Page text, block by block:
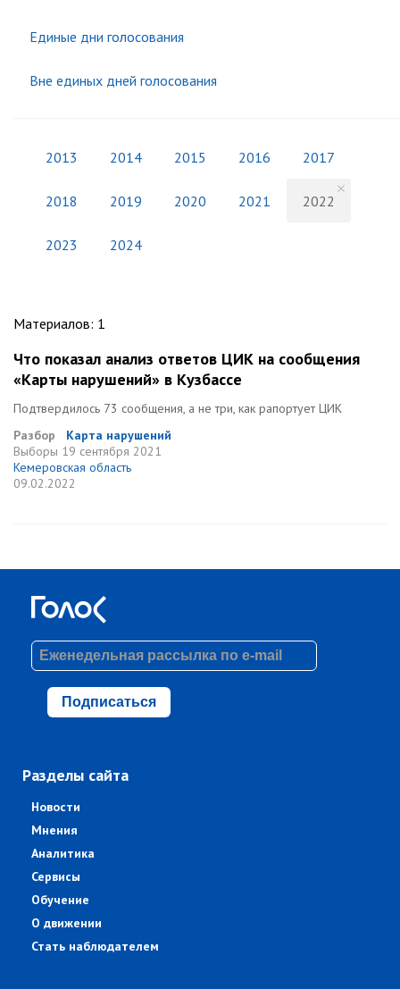
Единые дни голосования
Вне единых дней голосования
2013 2014 2015 2016 2017
2018 2019 2020 2021 2022
2023 2024
Материалов: 1
Что показал анализ ответов ЦИК на сообщения
«Карты нарушений» в Кузбассе
Подтвердилось 73 сообщения, а не три, как рапортует ЦИК
Разбор
Карта нарушений
Выборы 19 сентября 2021
Кемеровская область
09.02.2022
Подписаться
Разделы сайта
Новости
Мнения
Аналитика
Сервисы
Обучение
О движении
Стать наблюдателем